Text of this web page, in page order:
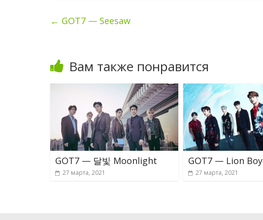
← GOT7 — Seesaw
Вам также понравится
GOT7 — 달빛 Moonlight
27 марта, 2021
GOT7 — Lion Boy
27 марта, 2021